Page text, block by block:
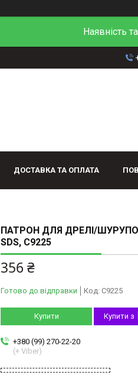
Наявність
ДОСТАВКА ТА ОПЛАТА
ПАТРОН ДЛЯ ДРЕЛІ/
SDS, C9225
356 ₴
Готово до відправки Код: C9225
Купити Купити з
+380 (99) 270-22-20
(+ Viber)